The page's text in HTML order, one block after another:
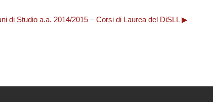
di Studio a.a. 2014/2015 – Corsi di Laurea del DiSLL ▶︎